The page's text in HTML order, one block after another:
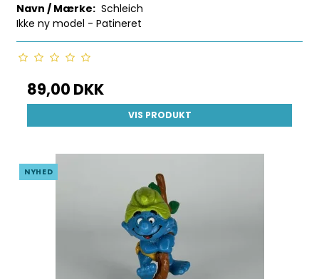
Navn / Mærke: Schleich
Ikke ny model - Patineret
89,00 DKK
VIS PRODUKT
NYHED